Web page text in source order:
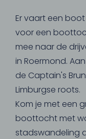
Er vaart een
voor een
mee naar de
in Roermond.
de Captain's
Limburgse roots.
Kom je met een
boottocht met
stadswandeling